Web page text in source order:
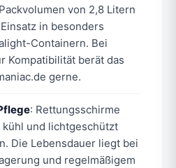
von 2,8 Litern
in besonders
Containern. Bei
Kompatibilität berät das
gerne.
: Rettungsschirme
und lichtgeschützt
Die Lebensdauer liegt bei
und regelmäßigem